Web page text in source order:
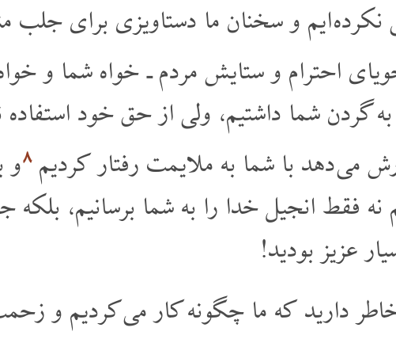
نکرده ایم و سخنان ما دستاویزی برای
احترام و ستایش مردم ـ خواه شما و
گردن شما داشتیم، ولی از حق خود
می دهد با شما به ملایمت رفتار کردیم ۸و
فقط انجیل خدا را به شما برسانیم، بلکه
عزیز بودید!
خاطر دارید که ما چگونه کار می کردیم و